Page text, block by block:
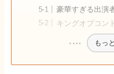
豪華すぎる出演
キングオブコン
もっ